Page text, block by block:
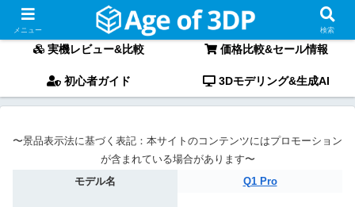
〜最新3Dプリンターの「実機レビュー」と「徹底比較」〜
実機レビュー&比較 価格比較&セール情報
初心者ガイド 3Dモデリング&生成AI
〜景品表示法に基づく表記：本サイトのコンテンツにはプロモーション
が含まれている場合があります〜
モデル名
Q1 Pro
メニュー 検索